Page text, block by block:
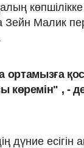
Малик
ортамызға
көремін" , -
дүние есігін